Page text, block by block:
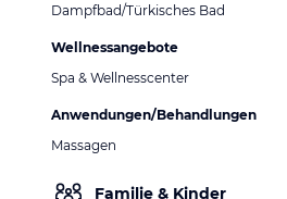
Dampfbad/Türkisches Bad
Wellnessangebote
Spa & Wellnesscenter
Anwendungen/Behandlungen
Massagen
Familie & Kinder